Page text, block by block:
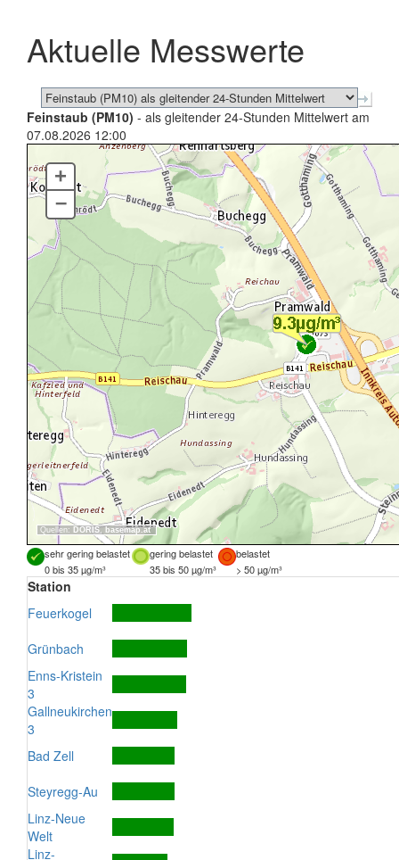
schließen
Aktuelle Messwerte
Feinstaub (PM10) - als gleitender 24-Stunden Mittelwert am
07.08.2026 12:00
Quellen: DORIS, basemap.at
+
–
sehr gering belastet gering belastet
belastet
0 bis 35 µg/m³
35 bis 50 µg/m³ > 50 µg/m³
Station
Feuerkogel
Grünbach
Enns-Kristein
3
Gallneukirchen
3
Bad Zell
Steyregg-Au
Linz-Neue
Welt
Linz-